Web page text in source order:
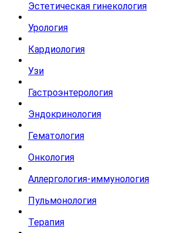
Эстетическая гинекология
Урология
Кардиология
Узи
Гастроэнтерология
Эндокринология
Гематология
Онкология
Аллергология-иммунология
Пульмонология
Терапия